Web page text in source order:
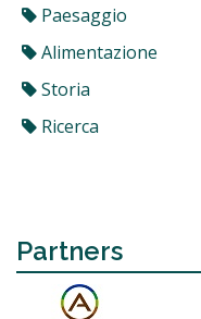
Paesaggio
Alimentazione
Storia
Ricerca
Partners